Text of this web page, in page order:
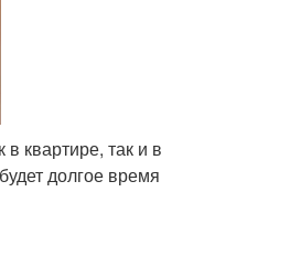
квартире, так и в
долгое время